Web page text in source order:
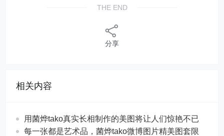
THE END
分享
相关内容
用菌烨tako真实长相制作的美图将让人们惊艳不已
每一张都是艺术品，菌烨tako微博图片精美图套限